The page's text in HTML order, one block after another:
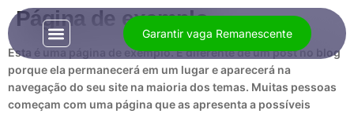
Garantir vaga Remanescente
Página de exemplo
Esta é uma página de exemplo. É diferente de um post no blog
porque ela permanecerá em um lugar e aparecerá na
navegação do seu site na maioria dos temas. Muitas pessoas
começam com uma página que as apresenta a possíveis